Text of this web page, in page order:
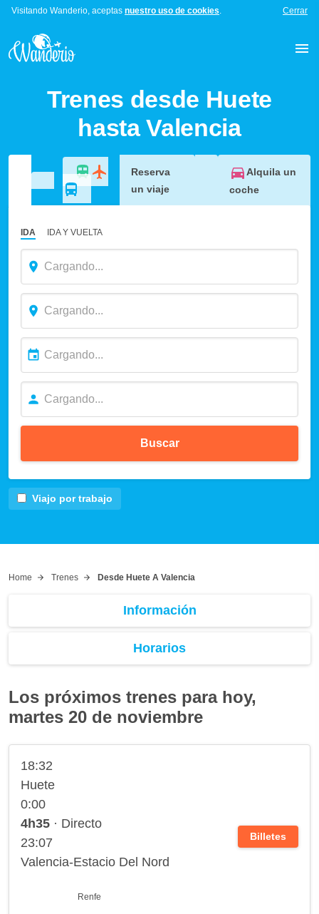
Visitando Wanderio, aceptas nuestro uso de cookies. Cerrar
Trenes desde Huete
hasta Valencia
Reserva
un viaje
Alquila un
coche
IDA IDA Y VUELTA
Buscar
Viajo por trabajo
Home Trenes Desde Huete A Valencia
Información
Horarios
Los próximos trenes para hoy,
martes 20 de noviembre
18:32
Huete
0:00
4h35 · Directo
23:07
Valencia-Estacio Del Nord
Renfe
Billetes